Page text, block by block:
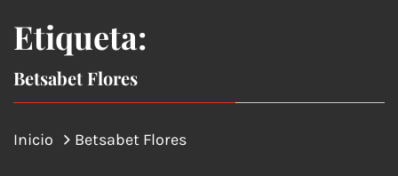
Etiqueta:
Betsabet Flores
Inicio Betsabet Flores